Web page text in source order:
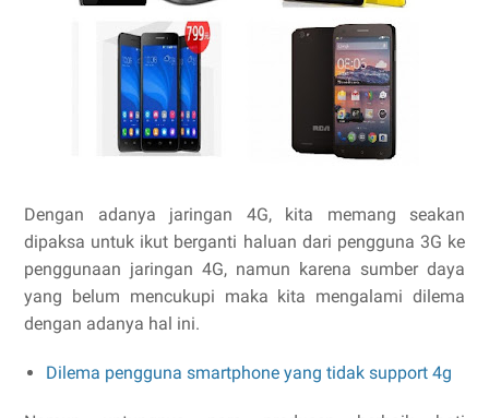
Dengan adanya jaringan 4G, kita memang seakan
dipaksa untuk ikut berganti haluan dari pengguna 3G ke
penggunaan jaringan 4G, namun karena sumber daya
yang belum mencukupi maka kita mengalami dilema
dengan adanya hal ini.
Dilema pengguna smartphone yang tidak support 4g